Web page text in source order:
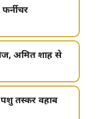
अमित शाह से
तस्कर वहाब